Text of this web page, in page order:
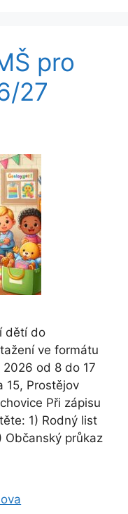
pro
27
dětí do
ve formátu
od 8 do 17
15, Prostějov
Při zápisu
1) Rodný list
Občanský průkaz